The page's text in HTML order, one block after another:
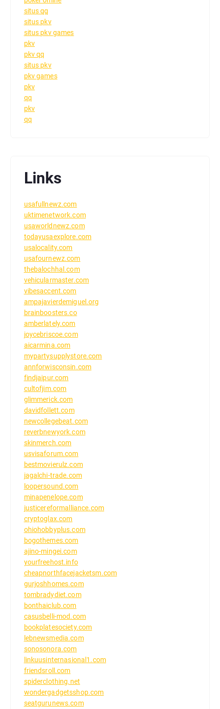
situs qq
situs pkv
situs pkv games
pkv
pkv qq
situs pkv
pkv games
pkv
qq
pkv
qq
Links
usafullnewz.com
uktimenetwork.com
usaworldnewz.com
todayusaexplore.com
usalocality.com
usafournewz.com
thebalochhal.com
vehicularmaster.com
vibesaccent.com
ampajavierdemiguel.org
brainboosters.co
amberlately.com
joycebriscoe.com
aicarmina.com
mypartysupplystore.com
annforwisconsin.com
findjaipur.com
cultofjim.com
glimmerick.com
davidfollett.com
newcollegebeat.com
reverbnewyork.com
skinmerch.com
usvisaforum.com
bestmovierulz.com
jagalchi-trade.com
loopersound.com
minapenelope.com
justicereformalliance.com
cryptoglax.com
ohiohobbyplus.com
bogothemes.com
ajino-mingei.com
yourfreehost.info
cheapnorthfacejacketsm.com
gurjoshhomes.com
tombradydiet.com
bonthaiclub.com
casusbelli-mod.com
bookplatesociety.com
lebnewsmedia.com
sonosonora.com
linkuusinternasional1.com
friendsroll.com
spiderclothing.net
wondergadgetsshop.com
seatgurunews.com